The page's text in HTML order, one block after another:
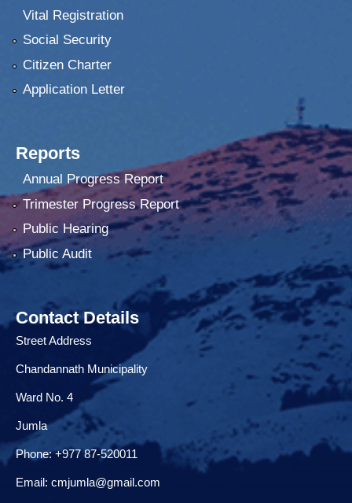
Vital Registration
Social Security
Citizen Charter
Application Letter
Reports
Annual Progress Report
Trimester Progress Report
Public Hearing
Public Audit
Contact Details
Street Address
Chandannath Municipality
Ward No. 4
Jumla
Phone: +977 87-520011
Email: cmjumla@gmail.com